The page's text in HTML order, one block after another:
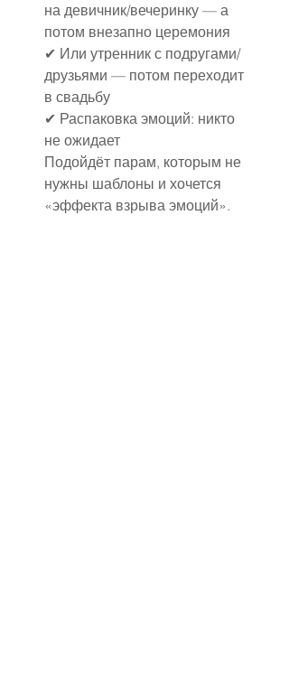
на девичник/вечеринку — а
потом внезапно церемония
✔ Или утренник с подругами/
друзьями — потом переходит
в свадьбу
✔ Распаковка эмоций: никто
не ожидает
Подойдёт парам, которым не
нужны шаблоны и хочется
«эффекта взрыва эмоций».